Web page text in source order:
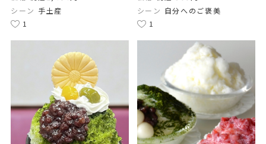
シーン 手土産
1
シーン 自分へのご褒美
1